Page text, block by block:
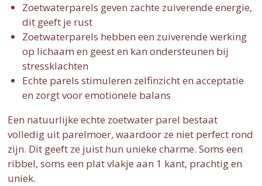
Zoetwaterparels geven zachte zuiverende energie,
dit geeft je rust
Zoetwaterparels hebben een zuiverende werking
op lichaam en geest en kan ondersteunen bij
stressklachten
Echte parels stimuleren zelfinzicht en acceptatie
en zorgt voor emotionele balans
Een natuurlijke echte zoetwater parel bestaat
volledig uit parelmoer, waardoor ze niet perfect rond
zijn. Dit geeft ze juist hun unieke charme. Soms een
ribbel, soms een plat vlakje aan 1 kant, prachtig en
uniek.